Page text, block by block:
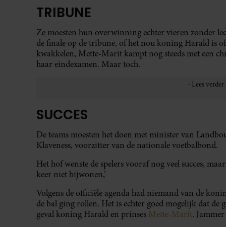
TRIBUNE
Ze moesten hun overwinning echter vieren zonder
de finale op de tribune, of het nou koning Harald is
kwakkelen, Mette-Marit kampt nog steeds met een
haar eindexamen. Maar toch.
SUCCES
De teams moesten het doen met minister van
Klaveness, voorzitter van de nationale voetbalbond.
Het hof wenste de spelers vooraf nog veel succes,
keer niet bijwonen,’
Volgens de officiële agenda had niemand van de
de bal ging rollen. Het is echter goed mogelijk dat
geval koning Harald en prinses Mette-Marit.